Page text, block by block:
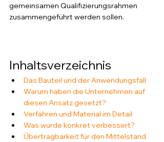
gemeinsamen Qualifizierungsrahmen
zusammengeführt werden sollen.
Inhaltsverzeichnis
Das Bauteil und der Anwendungsfall
Warum haben die Unternehmen auf
diesen Ansatz gesetzt?
Verfahren und Material im Detail
Was wurde konkret verbessert?
Übertragbarkeit für den Mittelstand